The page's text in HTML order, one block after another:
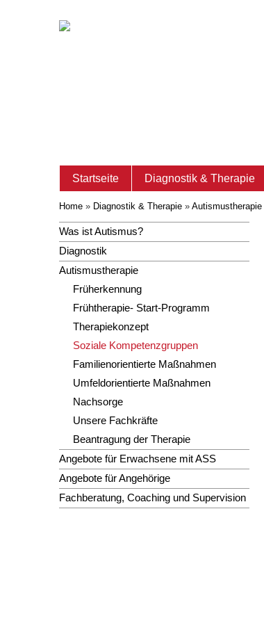
Startseite Diagnostik & Therapie
Home » Diagnostik & Therapie » Autismustherapie
Was ist Autismus?
Diagnostik
Autismustherapie
Früherkennung
Frühtherapie- Start-Programm
Therapiekonzept
Soziale Kompetenzgruppen
Familienorientierte Maßnahmen
Umfeldorientierte Maßnahmen
Nachsorge
Unsere Fachkräfte
Beantragung der Therapie
Angebote für Erwachsene mit ASS
Angebote für Angehörige
Fachberatung, Coaching und Supervision